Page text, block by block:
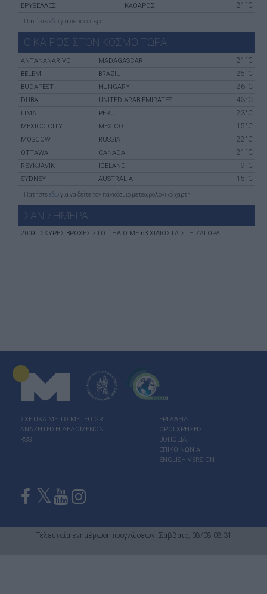
ΒΡΥΞΈΛΛΕΣ ΚΑΘΑΡΟΣ 21°C
Πατήστε εδώγια περισσότερα
Ο ΚΑΙΡΟΣ ΣΤΟΝ ΚΟΣΜΟ ΤΩΡΑ
ANTANANARIVO MADAGASCAR 21°C
BELEM BRAZIL 25°C
BUDAPEST HUNGARY 26°C
DUBAI UNITED ARAB EMIRATES 43°C
LIMA PERU 23°C
MEXICO CITY MEXICO 15°C
MOSCOW RUSSIA 22°C
OTTAWA CANADA 21°C
REYKJAVIK ICELAND 9°C
SYDNEY AUSTRALIA 15°C
Πατήστε εδώγια να δείτε τον παγκόσμιο μετεωρολογικό χάρτη
ΣΑΝ ΣHΜΕΡΑ
2009: ΙΣΧΥΡΈΣ ΒΡΟΧΈΣ ΣΤΟ ΠΉΛΙΟ ΜΕ 63 ΧΙΛΙΟΣΤΆ ΣΤΗ ΖΑΓΟΡΆ.
ΣΧΕΤΙΚΑ ΜΕ ΤΟ ΜΕΤΕΟ.GR
ΑΝΑΖΗΤΗΣΗ ΔΕΔΟΜΕΝΩΝ
RSS
ΕΡΓΑΛΕΙΑ
ΟΡΟΙ ΧΡΗΣΗΣ
ΒΟΗΘΕΙΑ
ΕΠΙΚΟΙΝΩΝΙΑ
ENGLISH VERSION
Τελευταία ενημέρωση προγνώσεων: Σάββατο, 08/08 08:31